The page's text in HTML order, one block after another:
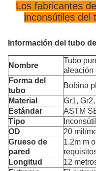
Los fabricantes
inconsútiles del
Información del tubo
Nombre
Tubo
aleación
Forma del
tubo
Bobina
Material
Gr1,
Estándar
ASTM
Tipo
Inconsútil
OD
20
Grueso de
pared
1.2m m
Longitud
12